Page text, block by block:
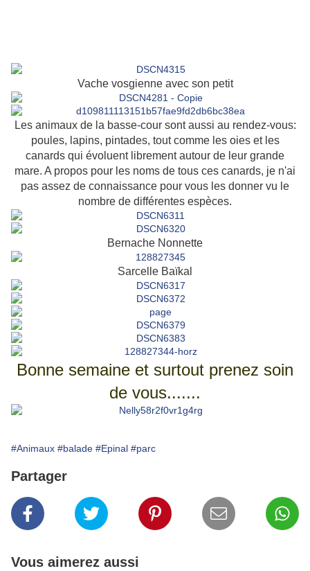
Vache vosgienne avec son petit
Les animaux de la basse-cour sont aussi au rendez-vous:
poules, lapins, pintades, tout comme les oies et les
canards qui évoluent librement autour de leur grande
mare. A propos pour les noms de tous ces canards, je n'ai
pas assez de connaissance pour vous les donner vu le
nombre de différentes espèces.
Bernache Nonnette
Sarcelle Baïkal
Bonne semaine et surtout prenez soin
de vous.......
#Animaux #balade #Epinal #parc
Partager
Vous aimerez aussi